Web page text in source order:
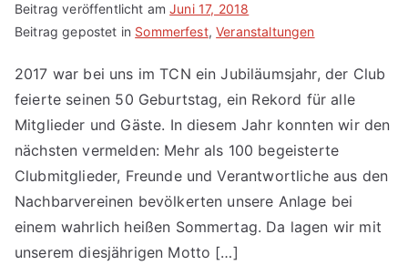
Beitrag veröffentlicht amJuni 17, 2018
Beitrag gepostet in Sommerfest,Veranstaltungen
2017 war bei uns im TCN ein Jubiläumsjahr, der Club
feierte seinen 50 Geburtstag, ein Rekord für alle
Mitglieder und Gäste. In diesem Jahr konnten wir den
nächsten vermelden: Mehr als 100 begeisterte
Clubmitglieder, Freunde und Verantwortliche aus den
Nachbarvereinen bevölkerten unsere Anlage bei
einem wahrlich heißen Sommertag. Da lagen wir mit
unserem diesjährigen Motto […]